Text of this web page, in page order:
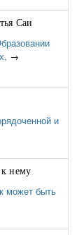
Саи
→
и
нему
может быть